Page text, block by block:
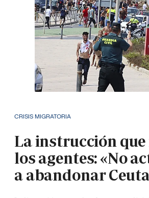
CRISIS MIGRATORIA
La instrucción
los agentes: «No
a abandonar